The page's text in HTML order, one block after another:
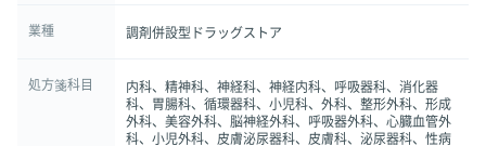
業種 調剤併設型ドラッグストア
処方箋科目
内科、精神科、神経科、神経内科、呼吸器科、消化器
科、胃腸科、循環器科、小児科、外科、整形外科、形成
外科、美容外科、脳神経外科、呼吸器外科、心臓血管外
科、小児外科、皮膚泌尿器科、皮膚科、泌尿器科、性病